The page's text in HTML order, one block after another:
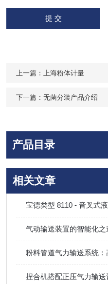
上一篇： 上海粉体计量
下一篇：无菌分装产品介绍
产品目录
相关文章
宝德类型 8110 - 音叉式
气动输送装置的智能化之
粉料管道气力输送系统